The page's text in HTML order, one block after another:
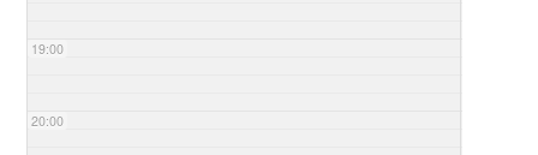
19:00
20:00